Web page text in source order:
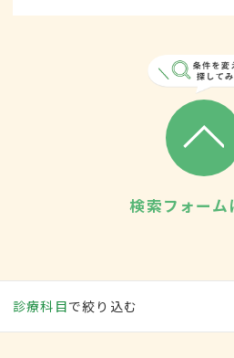
検索フォーム
診療科目で絞り込む